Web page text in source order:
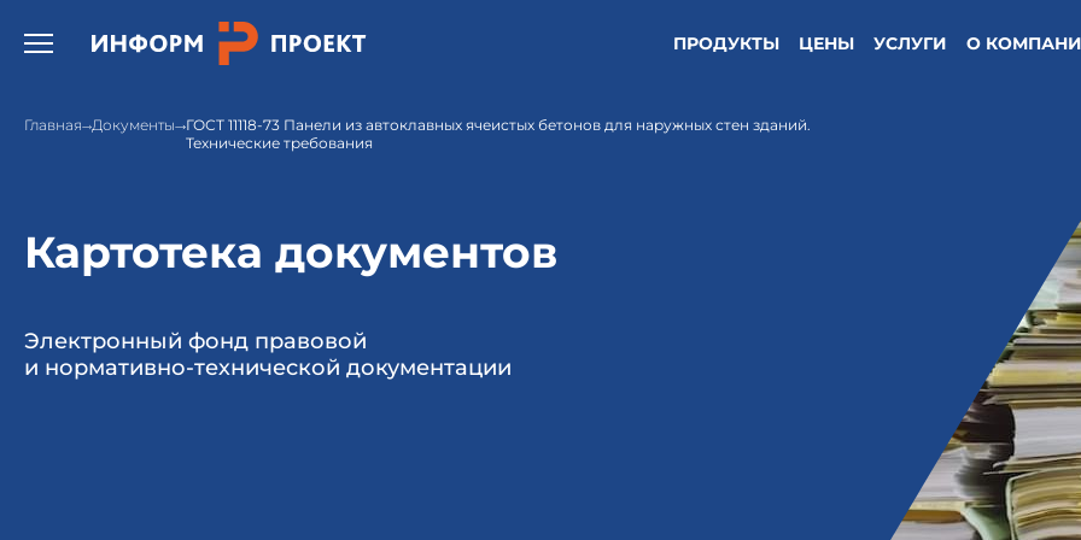
Открыть бургер меню. ПРОДУКТЫ ЦЕНЫ УСЛУГИ О
Главная Документы ГОСТ 11118-73 Панели из автоклавных ячеистых бетонов для наружных стен зданий.
Технические требования
Картотека документов
Электронный фонд правовой
и нормативно-технической документации